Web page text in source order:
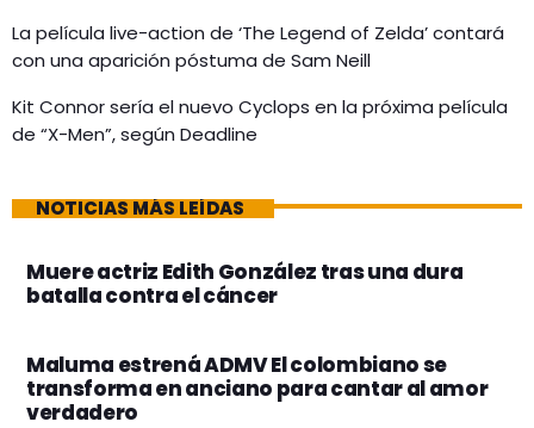
La película live-action de ‘The Legend of Zelda’ contará
con una aparición póstuma de Sam Neill
Kit Connor sería el nuevo Cyclops en la próxima película
de “X-Men”, según Deadline
NOTICIAS MÁS LEÍDAS
Muere actriz Edith González tras una dura
batalla contra el cáncer
Maluma estrená ADMV El colombiano se
transforma en anciano para cantar al amor
verdadero